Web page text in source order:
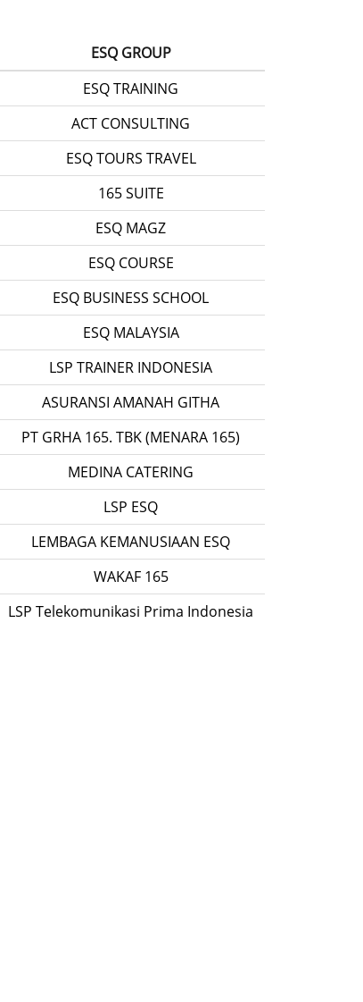
ESQ GROUP
ESQ TRAINING
ACT CONSULTING
ESQ TOURS TRAVEL
165 SUITE
ESQ MAGZ
ESQ COURSE
ESQ BUSINESS SCHOOL
ESQ MALAYSIA
LSP TRAINER INDONESIA
ASURANSI AMANAH GITHA
PT GRHA 165. TBK (MENARA 165)
MEDINA CATERING
LSP ESQ
LEMBAGA KEMANUSIAAN ESQ
WAKAF 165
LSP Telekomunikasi Prima Indonesia